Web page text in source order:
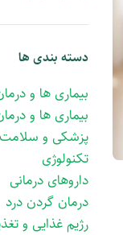
دسته بندی ها
بیماری ها و
بیماری ها و
پزشکی و سلامت
تکنولوژی
داروهای درمانی
درمان گردن درد
رژیم غذایی و